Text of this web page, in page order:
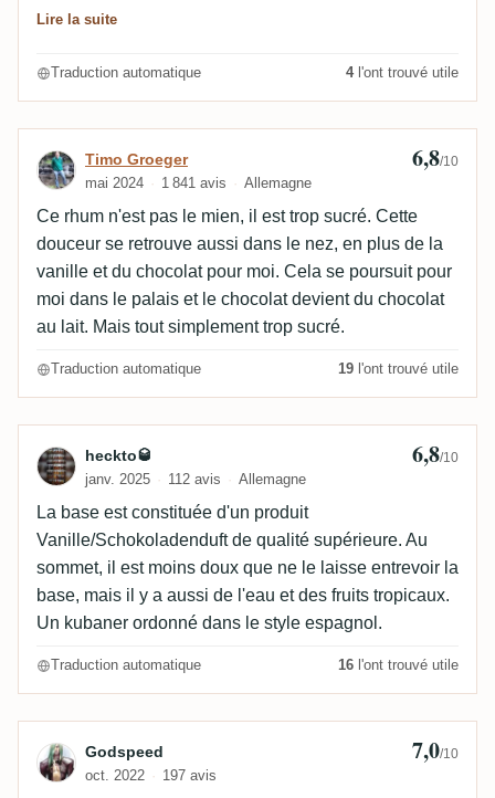
Je suis triste de ne pas pouvoir essayer la version
à son sujet. Il était également très bon pur, mais je
à utiliser cette bouteille pour les mélanges.
Lire la suite
Traduction automatique 4l'ont trouvé utile
Avis de Timo Groeger
Timo Groeger
mai 2024 1 841 avis Allemagne
6,8/10
Ce rhum n'est pas le mien, il est trop sucré. Cette
douceur se retrouve aussi dans le nez, en plus de la
vanille et du chocolat pour moi. Cela se poursuit pour
moi dans le palais et le chocolat devient du chocolat
au lait. Mais tout simplement trop sucré.
Traduction automatique 19 l'ont trouvé utile
Avis de heckto🥃
heckto🥃
janv. 2025 112 avis Allemagne
6,8/10
La base est constituée d'un produit
Vanille/Schokoladenduft de qualité supérieure. Au
sommet, il est moins doux que ne le laisse entrevoir la
base, mais il y a aussi de l'eau et des fruits tropicaux.
Un kubaner ordonné dans le style espagnol.
Traduction automatique 16 l'ont trouvé utile
Avis de Godspeed
Godspeed
oct. 2022 197 avis
7,0/10